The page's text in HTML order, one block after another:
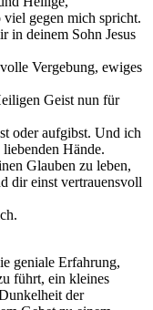
gegen mich spricht.
in deinem Sohn Jesus
Vergebung, ewiges
Geist nun für
oder aufgibst. Und ich
Hände.
Glauben zu leben,
dir einst vertrauensvoll
geniale Erfahrung,
führt, ein kleines
der